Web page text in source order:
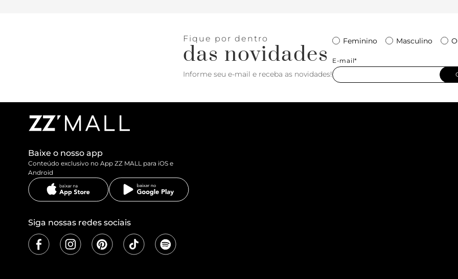
Fique por dentro
das novidades
Informe seu e-mail e receba as novidades!
Feminino Masculino
E-mail*
Baixe o nosso app
Conteúdo exclusivo no App ZZ MALL para iOS e
Android
Siga nossas redes sociais